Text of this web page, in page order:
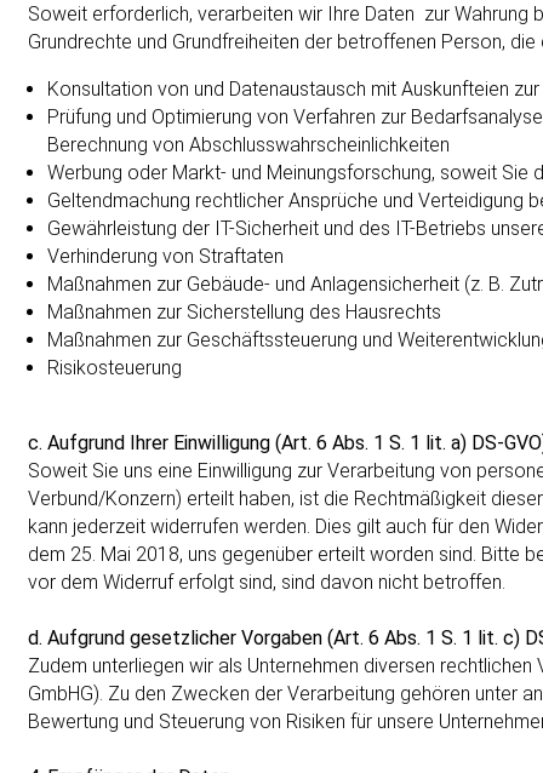
Soweit erforderlich, verarbeiten wir Ihre Daten zur
Grundrechte und Grundfreiheiten der betroffenen Person,
Konsultation von und Datenaustausch mit Auskunfteien
Prüfung und Optimierung von Verfahren zur
Berechnung von Abschlusswahrscheinlichkeiten
Werbung oder Markt- und Meinungsforschung, soweit Sie
Geltendmachung rechtlicher Ansprüche und Verteidigung
Gewährleistung der IT-Sicherheit und des IT-Betriebs
Verhinderung von Straftaten
Maßnahmen zur Gebäude- und Anlagensicherheit (z. B.
Maßnahmen zur Sicherstellung des Hausrechts
Maßnahmen zur Geschäftssteuerung und
Risikosteuerung
c. Aufgrund Ihrer Einwilligung (Art. 6 Abs. 1 S. 1 lit. a) DS-
Soweit Sie uns eine Einwilligung zur Verarbeitung von
Verbund/Konzern) erteilt haben, ist die Rechtmäßigkeit
kann jederzeit widerrufen werden. Dies gilt auch für den
dem 25. Mai 2018, uns gegenüber erteilt worden sind. Bitte
vor dem Widerruf erfolgt sind, sind davon nicht betroffen.
d. Aufgrund gesetzlicher Vorgaben (Art. 6 Abs. 1 S. 1 lit. c)
Zudem unterliegen wir als Unternehmen diversen rechtlichen
GmbHG). Zu den Zwecken der Verarbeitung gehören unter
Bewertung und Steuerung von Risiken für unsere